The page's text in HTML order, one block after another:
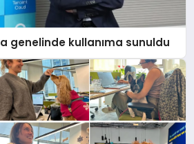
genelinde kullanıma sunuldu